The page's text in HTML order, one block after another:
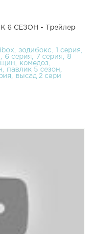
6 СЕЗОН - Трейлер
зодибокс
1 серия
6 серия 7 серия
8
комедоз
павлик 5 сезон
высад 2 сери